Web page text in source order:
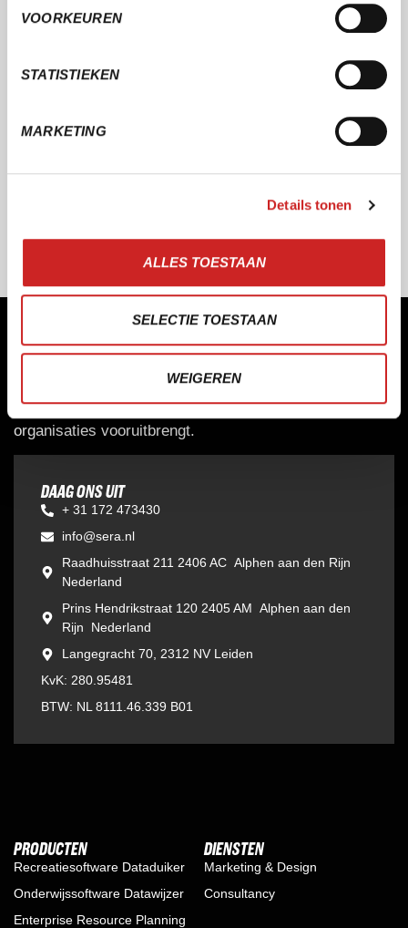
VOORKEUREN
STATISTIEKEN
MARKETING
Details tonen
ALLES TOESTAAN
SELECTIE TOESTAAN
WEIGEREN
van de modernste richtlijnen, kwalitatieve normeringen en
MAAKT WERKEN LEUKER EN MAKKELIJKER
Of het nu gaat om sport & recreatie, onderwijs,
verhuur of lokale media – SERA maakt software die
organisaties vooruitbrengt.
DAAG ONS UIT
+ 31 172 473430
info@sera.nl
Raadhuisstraat 211 2406 AC Alphen aan den Rijn
Nederland
Prins Hendrikstraat 120 2405 AM Alphen aan den
Rijn Nederland
Langegracht 70, 2312 NV Leiden
KvK: 280.95481
BTW: NL 8111.46.339 B01
PRODUCTEN
Recreatiesoftware Dataduiker
Onderwijssoftware Datawijzer
Enterprise Resource Planning
DIENSTEN
Marketing & Design
Consultancy